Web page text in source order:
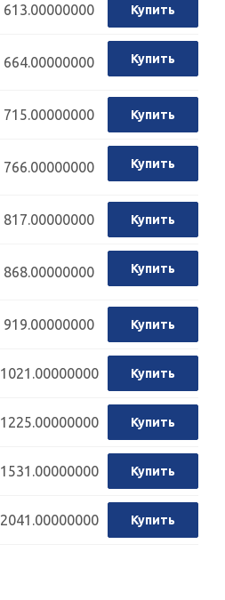
613.00000000 Купить
664.00000000 Купить
715.00000000 Купить
766.00000000 Купить
817.00000000 Купить
868.00000000 Купить
919.00000000 Купить
1021.00000000 Купить
1225.00000000 Купить
1531.00000000 Купить
2041.00000000 Купить